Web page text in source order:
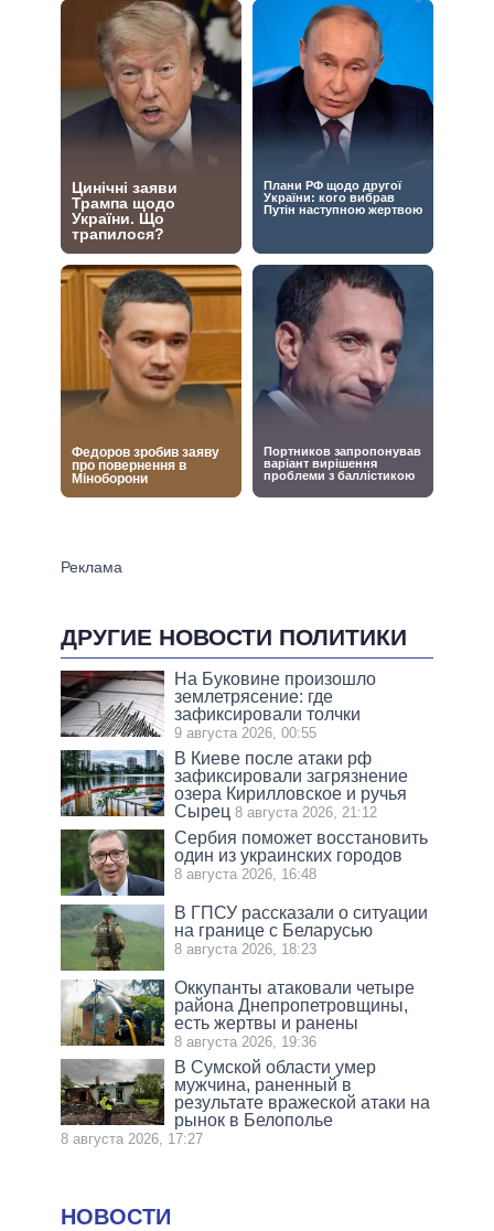
ДРУГИЕ НОВОСТИ ПОЛИТИКИ
На Буковине произошло
землетрясение: где
зафиксировали толчки
9 августа 2026, 00:55
В Киеве после атаки рф
зафиксировали загрязнение
озера Кирилловское и ручья
Сырец 8 августа 2026, 21:12
Сербия поможет восстановить
один из украинских городов
8 августа 2026, 16:48
В ГПСУ рассказали о ситуации
на границе с Беларусью
8 августа 2026, 18:23
Оккупанты атаковали четыре
района Днепропетровщины,
есть жертвы и ранены
8 августа 2026, 19:36
В Сумской области умер
мужчина, раненный в
результате вражеской атаки на
рынок в Белополье
8 августа 2026, 17:27
НОВОСТИ